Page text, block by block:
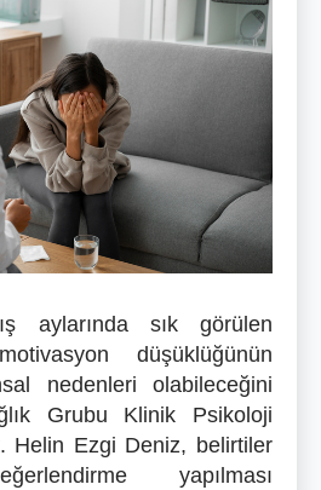
aylarında sık görülen
düşüklüğünün
nedenleri olabileceğini
Grubu Klinik Psikoloji
Helin Ezgi Deniz, belirtiler
yapılması